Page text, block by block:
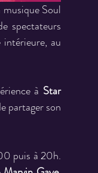
Soul
spectateurs
au
à Star
partager son
puis à 20h.